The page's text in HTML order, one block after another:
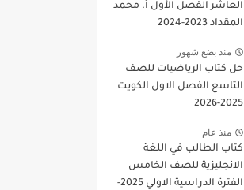
العاشر الفصل الأول أ. محمد
المقداد 2023-2024
منذ بضع شهور
حل كتاب الرياضيات للصف
التاسع الفصل الاول الكويت
2025-2026
منذ عام
كتاب الطالب في اللغة
الانجليزية للصف الخامس
الفترة الدراسية الاولي 2025-